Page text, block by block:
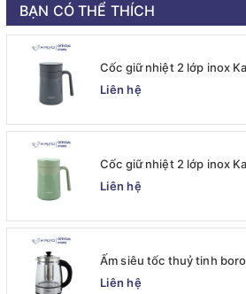
BẠN CÓ THỂ THÍCH
Cốc giữ nhiệt 2 lớp inox
màu ghi [mã KTM-6667]
Liên hệ
Cốc giữ nhiệt 2 lớp inox
màu xanh mint [mã KTM-
Liên hệ
Ấm siêu tốc thuỷ tinh
062)
Liên hệ